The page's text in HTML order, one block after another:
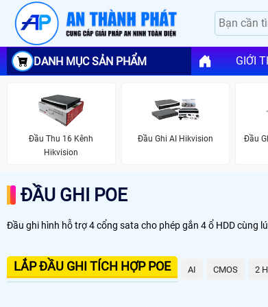
DANH MỤC SẢN PHẨM GIỚI
Đầu Thu 16 Kênh
Hikvision
Đầu Ghi AI Hikvision Đầu
ĐẦU GHI POE
Đầu ghi hình hỗ trợ 4 cổng sata cho phép gắn 4 ổ HDD cùng
LẮP ĐẦU GHI TÍCH HỢP POE AI CMOS 2